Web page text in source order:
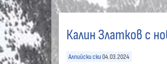
Калин Златков с
Алпийски ски 04.03.2024